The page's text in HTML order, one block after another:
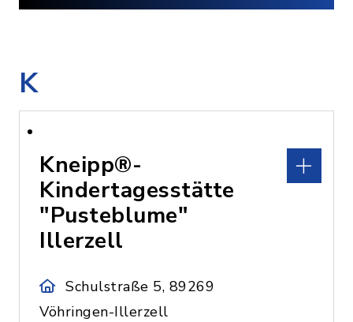
K
Kneipp®-
Kindertagesstätte
"Pusteblume"
Illerzell
Schulstraße 5, 89269
Vöhringen-Illerzell